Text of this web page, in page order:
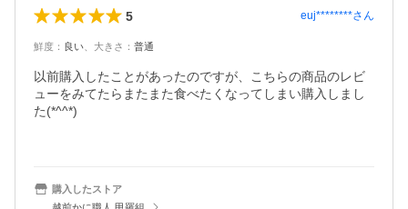
5 euj********さん
鮮度 ： 良い 大きさ ： 普通
以前購入したことがあったのですが、こちらの商品のレビ
ューをみてたらまたまた食べたくなってしまい購入しまし
た(*^^*)
購入したストア
越前かに職人 甲羅組